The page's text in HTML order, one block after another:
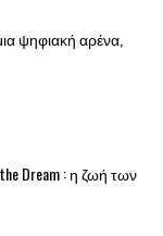
ψηφιακή αρένα,
the Dream : η ζωή των